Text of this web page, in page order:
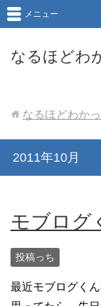
なるほどわ
メニュー
なるほどわか
2011年10月
モブログ
投稿っち
最近モブログく